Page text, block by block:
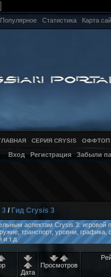
Популярное Статистика Карта
СЕРИЯ CRYSIS ОФФТОП
Вход Регистрация Забыли
3 / Гид Crysis 3
аспектам Crysis 3: игровой
транспорт, уровни,
и т.д.
Дата
Просмотров